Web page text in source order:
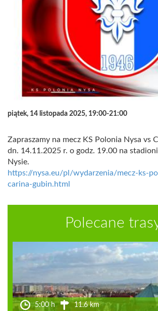
piątek, 14 listopada 2025, 19:00-21:00
Zapraszamy na mecz KS Polonia Nysa vs
dn. 14.11.2025 r. o godz. 19.00 na
Nysie.
https://nysa.eu/pl/wydarzenia/mecz-ks-
carina-gubin.html
Polecane
5:00 h 11.6 km